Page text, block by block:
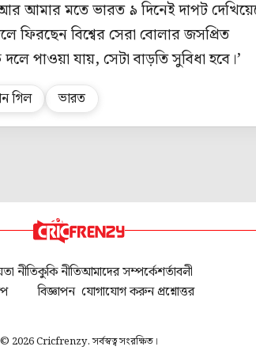
আমার মতে ভারত ৯ দিনেই দাপট
ফিরছেন বিশ্বের সেরা বোলার জসপ্রিত
পাওয়া যায়, সেটা বাড়তি সুবিধা হবে।’
গিল ভারত
নীতিকুকি নীতি
বিজ্ঞাপন
আমাদের সম্পর্কে
যোগাযোগ করুন
শর্তাবলী
প্রশ্নোত্তর
© 2026 Cricfrenzy. সর্বস্বত্ব সংরক্ষিত।